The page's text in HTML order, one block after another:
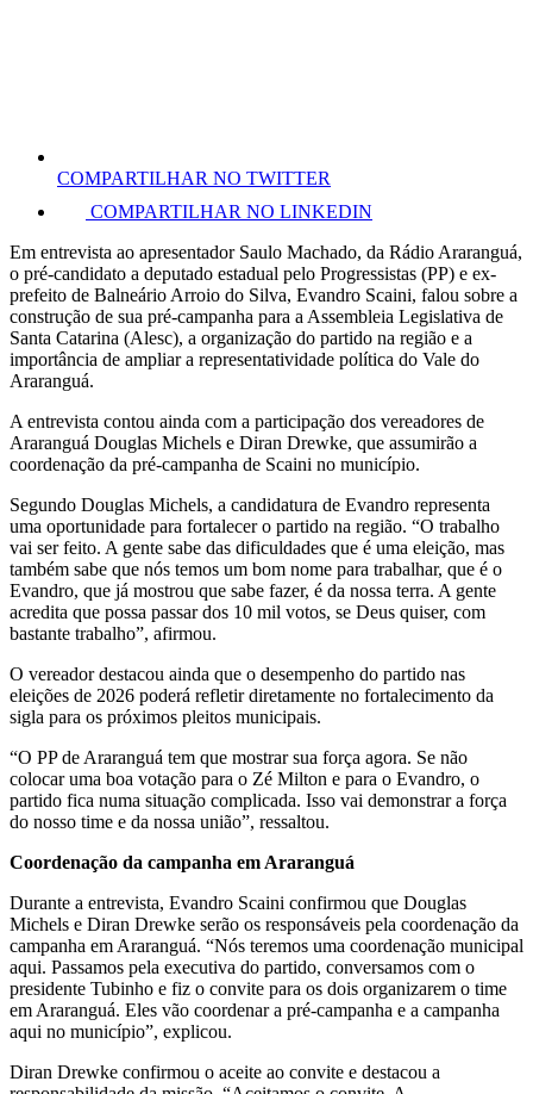
COMPARTILHAR NO TWITTER
COMPARTILHAR NO LINKEDIN
Em entrevista ao apresentador Saulo Machado, da Rádio Araranguá,
o pré-candidato a deputado estadual pelo Progressistas (PP) e ex-
prefeito de Balneário Arroio do Silva, Evandro Scaini, falou sobre a
construção de sua pré-campanha para a Assembleia Legislativa de
Santa Catarina (Alesc), a organização do partido na região e a
importância de ampliar a representatividade política do Vale do
Araranguá.
A entrevista contou ainda com a participação dos vereadores de
Araranguá Douglas Michels e Diran Drewke, que assumirão a
coordenação da pré-campanha de Scaini no município.
Segundo Douglas Michels, a candidatura de Evandro representa
uma oportunidade para fortalecer o partido na região. “O trabalho
vai ser feito. A gente sabe das dificuldades que é uma eleição, mas
também sabe que nós temos um bom nome para trabalhar, que é o
Evandro, que já mostrou que sabe fazer, é da nossa terra. A gente
acredita que possa passar dos 10 mil votos, se Deus quiser, com
bastante trabalho”, afirmou.
O vereador destacou ainda que o desempenho do partido nas
eleições de 2026 poderá refletir diretamente no fortalecimento da
sigla para os próximos pleitos municipais.
“O PP de Araranguá tem que mostrar sua força agora. Se não
colocar uma boa votação para o Zé Milton e para o Evandro, o
partido fica numa situação complicada. Isso vai demonstrar a força
do nosso time e da nossa união”, ressaltou.
Coordenação da campanha em Araranguá
Durante a entrevista, Evandro Scaini confirmou que Douglas
Michels e Diran Drewke serão os responsáveis pela coordenação da
campanha em Araranguá. “Nós teremos uma coordenação municipal
aqui. Passamos pela executiva do partido, conversamos com o
presidente Tubinho e fiz o convite para os dois organizarem o time
em Araranguá. Eles vão coordenar a pré-campanha e a campanha
aqui no município”, explicou.
Diran Drewke confirmou o aceite ao convite e destacou a